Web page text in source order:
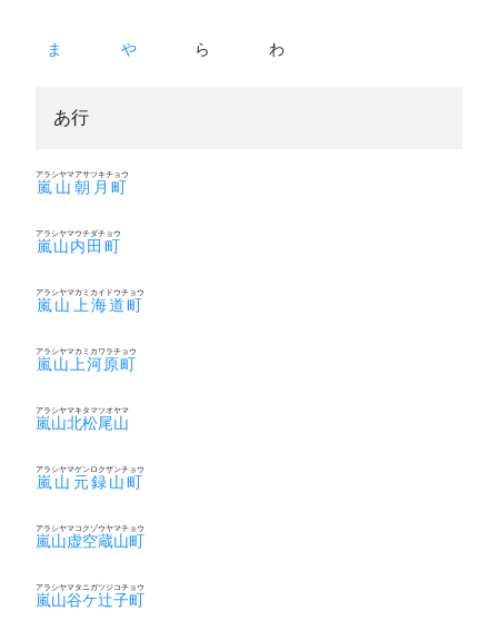
ま や ら わ
あ行
嵐山朝月町
アラシヤマアサツキチョウ
嵐山内田町
アラシヤマウチダチョウ
嵐山上海道町
アラシヤマカミカイドウチョウ
嵐山上河原町
アラシヤマカミカワラチョウ
嵐山北松尾山
アラシヤマキタマツオヤマ
嵐山元録山町
アラシヤマゲンロクザンチョウ
嵐山虚空蔵山町
アラシヤマコクゾウヤマチョウ
嵐山谷ケ辻子町
アラシヤマタニガツジコチョウ